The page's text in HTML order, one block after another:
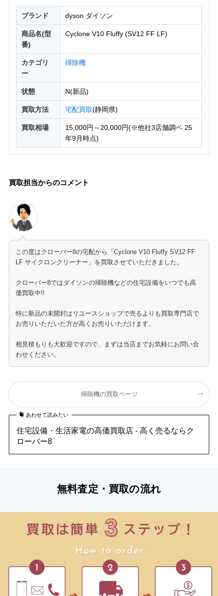
ブランド dyson ダイソン
商品名(型
番)
Cyclone V10 Fluffy (SV12 FF LF)
カテゴリ
ー
掃除機
状態 N(新品)
買取方法 宅配買取(静岡県)
買取相場
15,000円～20,000円(※他社3店舗調ベ 25
年9月時点)
買取担当からのコメント
この度はクローバー8の宅配から「Cyclone V10 Fluffy SV12 FF
LF サイクロンクリーナー」を買取させていただきました。
クローバー8ではダイソンの掃除機などの住宅設備をいつでも高
価買取中!!
特に新品の未開封はリユースショップで売るよりも買取専門店で
お売りいただいた方が高くお売りいただけます。
相見積もりも大歓迎ですので、まずは当店までお気軽にお問い合
わせください。
掃除機の買取ページ
あわせて読みたい
住宅設備・生活家電の高価買取店 - 高く売るならク
ローバー8
無料査定・買取の流れ